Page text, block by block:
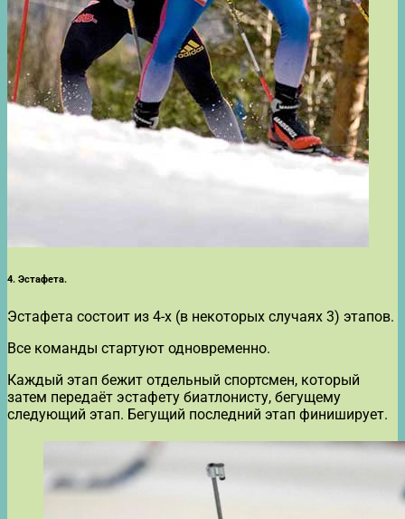
4. Эстафета.
Эстафета состоит из 4-х (в некоторых случаях 3) этапов.
Все команды стартуют одновременно.
Каждый этап бежит отдельный спортсмен, который
затем передаёт эстафету биатлонисту, бегущему
следующий этап. Бегущий последний этап финиширует.